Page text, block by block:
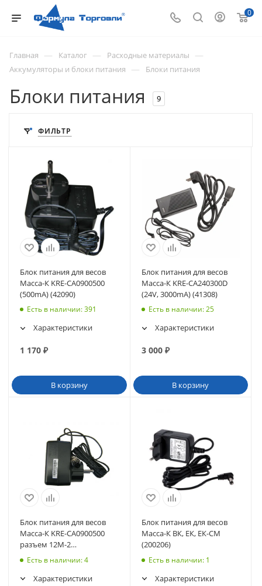
0
Главная — Каталог — Расходные материалы —
Аккумуляторы и блоки питания — Блоки питания
Блоки питания 9
ФИЛЬТР
Блок питания для весов
Масса-К KRE-CA0900500
(500mA) (42090)
Есть в наличии: 391
Характеристики
1 170 ₽
В корзину
Блок питания для весов
Масса-К KRE-CA240300D
(24V, 3000mA) (41308)
Есть в наличии: 25
Характеристики
3 000₽
В корзину
Блок питания для весов
Масса-К KRE-CA0900500
разъем 12М-2
(влагозащищенный)
Есть в наличии: 4
Характеристики
Блок питания для весов
Масса-К ВК, ЕК, ЕК-СМ
(200206)
Есть в наличии: 1
Характеристики